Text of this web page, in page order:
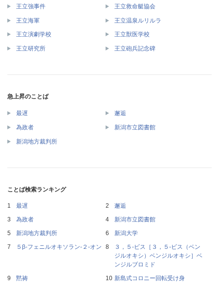
王立強事件 王立救命艇協会
王立海軍 王立温泉ルリルラ
王立演劇学校 王立獣医学校
王立研究所 王立砲兵記念碑
急上昇のことば
最遅 邂逅
為政者 新潟市立図書館
新潟地方裁判所
ことば検索ランキング
最遅
邂逅
為政者
新潟市立図書館
新潟地方裁判所
新潟大学
５β‐フェニルオキソラン‐２‐オン
３，５‐ビス［３，５‐ビス（ベン
ジルオキシ）ベンジルオキシ］ベ
ンジルブロミド
黙祷
新島式コロニー回転受け身